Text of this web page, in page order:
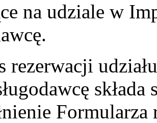
na udziale w
rezerwacji